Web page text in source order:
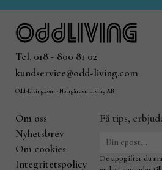
Tel. 018 - 800 81 02
kundservice@odd-living.com
Odd-Living.com - Norrgården Living AB
Om oss
Nyhetsbrev
Om cookies
Integritetspolicy
Få tips,
De uppgifter du